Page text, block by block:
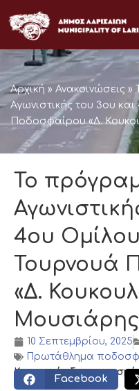
στο
περιεχόμενο
Αρχική » Ανακοινώσεις »
Αγωνιστικής του 3ου
Ποδοσφαίρου «Δ.
Το
4ου
Τουρνουά
«Δ.
10 Σεπτεμβρίου, 2025
Πρωτάθλημα
Κοινωνικός
Facebook